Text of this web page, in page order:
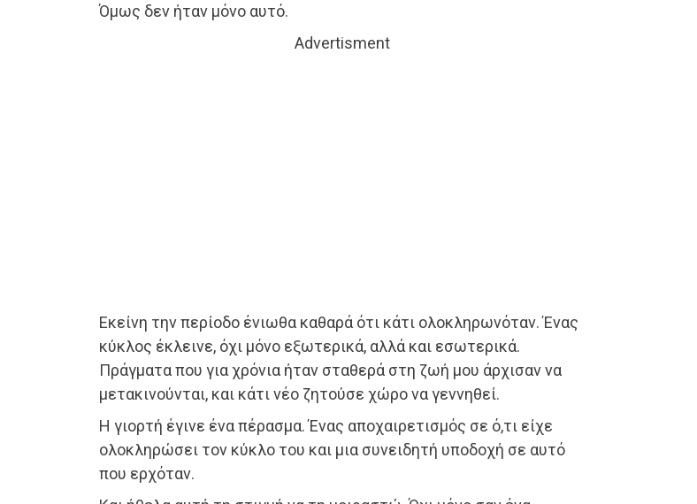
Όμως δεν ήταν μόνο αυτό.
Advertisment
Εκείνη την περίοδο ένιωθα καθαρά ότι κάτι ολοκληρωνόταν. Ένας
κύκλος έκλεινε, όχι μόνο εξωτερικά, αλλά και εσωτερικά.
Πράγματα που για χρόνια ήταν σταθερά στη ζωή μου άρχισαν να
μετακινούνται, και κάτι νέο ζητούσε χώρο να γεννηθεί.
Η γιορτή έγινε ένα πέρασμα. Ένας αποχαιρετισμός σε ό,τι είχε
ολοκληρώσει τον κύκλο του και μια συνειδητή υποδοχή σε αυτό
που ερχόταν.